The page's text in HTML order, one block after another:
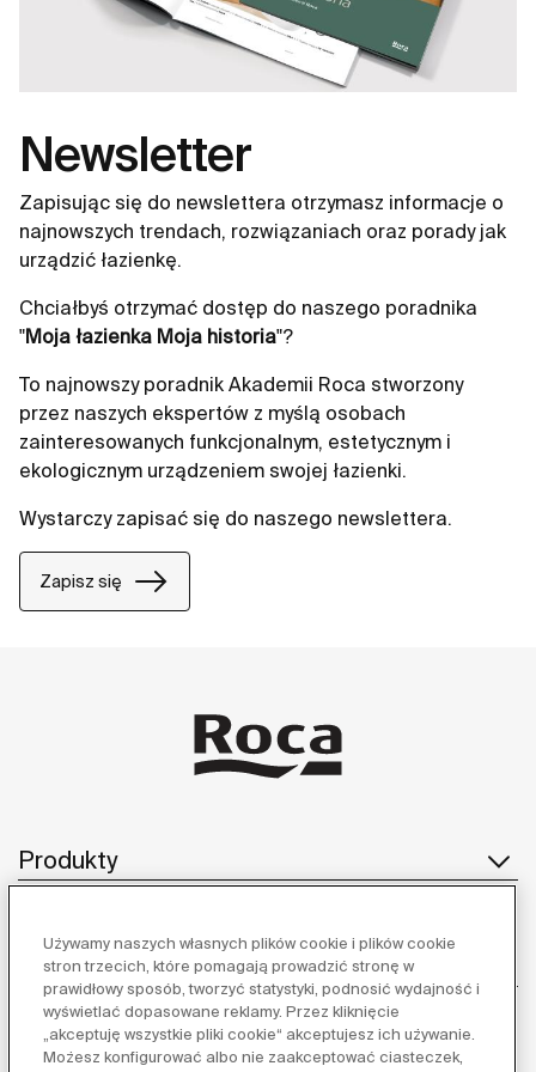
Combi i PS4 Dual Combi oferują nieograniczone
możliwości aranżacyjne, pozwalając na stworzenie
przestrzeni o wyjątkowym charakterze.
Newsletter
Zapisując się do newslettera otrzymasz informacje o
najnowszych trendach, rozwiązaniach oraz porady jak
urządzić łazienkę.
Chciałbyś otrzymać dostęp do naszego poradnika
"Moja łazienka Moja historia"?
To najnowszy poradnik Akademii Roca stworzony
przez naszych ekspertów z myślą osobach
zainteresowanych funkcjonalnym, estetycznym i
ekologicznym urządzeniem swojej łazienki.
Wystarczy zapisać się do naszego newslettera.
Zapisz się
Produkty
Obsługa klienta
Używamy naszych własnych plików cookie i plików cookie
stron trzecich, które pomagają prowadzić stronę w
prawidłowy sposób, tworzyć statystyki, podnosić wydajność i
wyświetlać dopasowane reklamy. Przez kliknięcie
„akceptuję wszystkie pliki cookie“ akceptujesz ich używanie.
Możesz konfigurować albo nie zaakceptować ciasteczek,